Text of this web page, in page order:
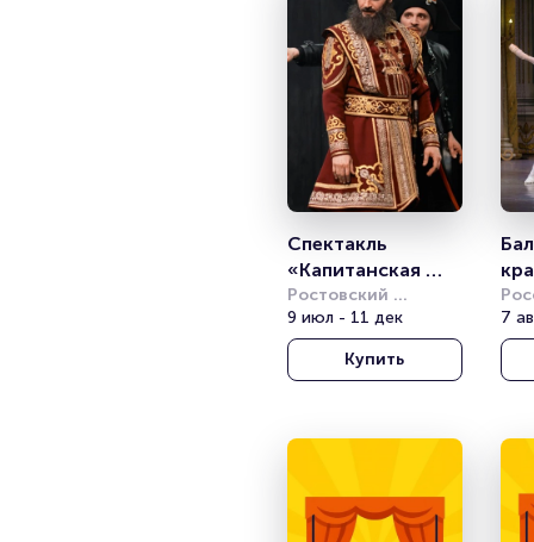
Спектакль
«Капитанская
дочка»
Ростовский
академический
театр драмы им.
М.Горького
9 июл - 11 дек
Купить
7